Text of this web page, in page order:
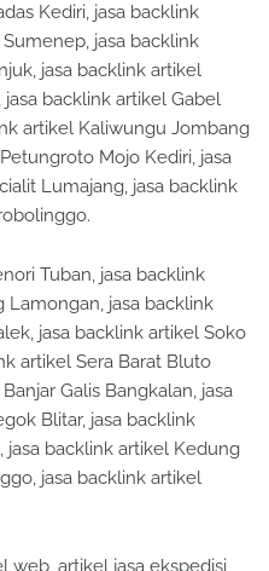
Kediri, jasa backlink
jasa backlink
jasa backlink artikel
backlink artikel Gabel
artikel Kaliwungu Jombang
Mojo Kediri, jasa
Lumajang, jasa backlink
Tuban, jasa backlink
jasa backlink
jasa backlink artikel Soko
artikel Sera Barat Bluto
Galis Bangkalan, jasa
Blitar, jasa backlink
jasa backlink artikel Kedung
jasa backlink artikel
web, artikel jasa ekspedisi,